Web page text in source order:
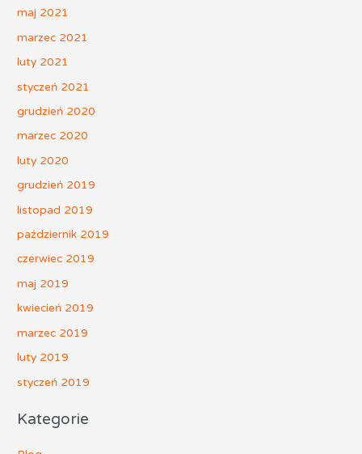
maj 2021
marzec 2021
luty 2021
styczeń 2021
grudzień 2020
marzec 2020
luty 2020
grudzień 2019
listopad 2019
październik 2019
czerwiec 2019
maj 2019
kwiecień 2019
marzec 2019
luty 2019
styczeń 2019
Kategorie